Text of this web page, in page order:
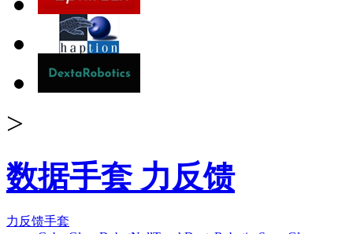
>
数据手套 力反馈
力反馈手套